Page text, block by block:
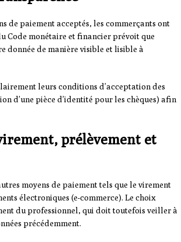
de paiement acceptés, les commerçants ont
Code monétaire et financier prévoit que
donnée de manière visible et lisible à
leurs conditions d’acceptation des
d’une pièce d’identité pour les chèques) afin
prélèvement et
moyens de paiement tels que le virement
électroniques (e-commerce). Le choix
du professionnel, qui doit toutefois veiller à
précédemment.